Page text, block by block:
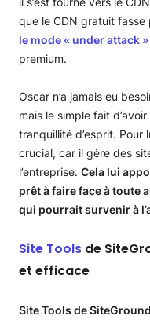
que le CDN gratuit
le mode « under attack »
premium.
Oscar n’a jamais eu
mais le simple fait
tranquillité d’esprit. Pour
crucial, car il gère des
l’entreprise. Cela lui
prêt à faire face à toute
qui pourrait survenir à
Site Tools de
et efficace
Site Tools de